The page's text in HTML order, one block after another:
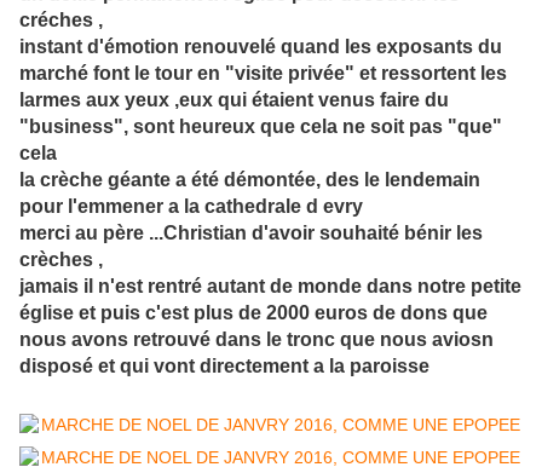
créches ,
instant d'émotion renouvelé quand les exposants du
marché font le tour en "visite privée" et ressortent les
larmes aux yeux ,eux qui étaient venus faire du
"business", sont heureux que cela ne soit pas "que"
cela
la crèche géante a été démontée, des le lendemain
pour l'emmener a la cathedrale d evry
merci au père ...Christian d'avoir souhaité bénir les
crèches ,
jamais il n'est rentré autant de monde dans notre petite
église et puis c'est plus de 2000 euros de dons que
nous avons retrouvé dans le tronc que nous aviosn
disposé et qui vont directement a la paroisse